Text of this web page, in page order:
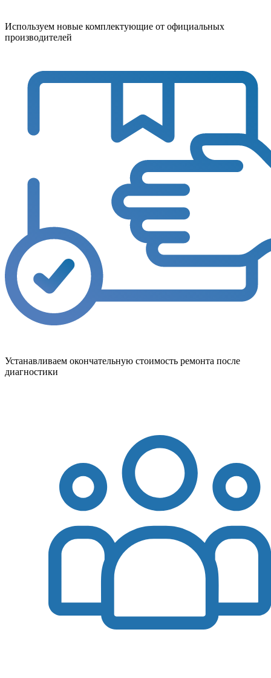
Используем новые комплектующие от официальных
производителей
Устанавливаем окончательную стоимость ремонта после
диагностики